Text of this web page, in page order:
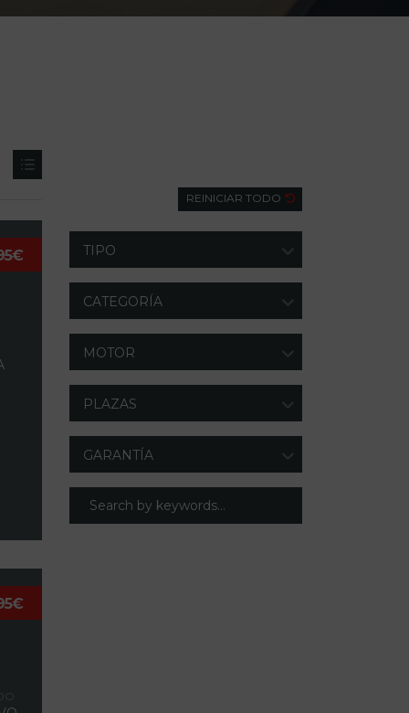
REINICIAR TODO
TIPO
CATEGORÍA
MOTOR
PLAZAS
GARANTÍA